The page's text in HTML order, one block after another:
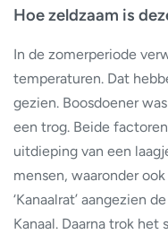
Hoe zeldzaam is
In de zomerperiode
temperaturen. Dat
gezien. Boosdoener
een trog. Beide
uitdieping van een
mensen, waaronder
‘Kanaalrat’ aangezien
Kanaal. Daarna trok